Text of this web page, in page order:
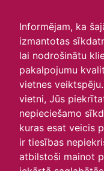
Informējam, ka
izmantotas
lai nodrošinātu
pakalpojumu
vietnes
vietni, Jūs
nepieciešamo
kuras esat veicis
ir tiesības
atbilstoši mainot
Skats :
Aktuālie
Šodien
Arhīvs